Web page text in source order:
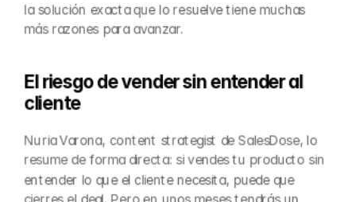
la solución exacta que lo resuelve tiene muchas
más razones para avanzar.
El riesgo de vender sin entender al
cliente
Nuria Varona, content strategist de SalesDose, lo
resume de forma directa: si vendes tu producto sin
entender lo que el cliente necesita, puede que